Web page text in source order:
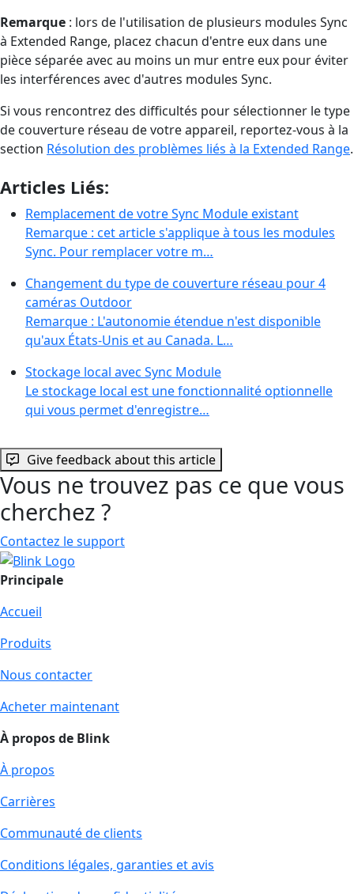
Remarque : lors de l'utilisation de plusieurs modules Sync
à Extended Range, placez chacun d'entre eux dans une
pièce séparée avec au moins un mur entre eux pour éviter
les interférences avec d'autres modules Sync.
Si vous rencontrez des difficultés pour sélectionner le type
de couverture réseau de votre appareil, reportez-vous à la
section Résolution des problèmes liés à la Extended Range.
Articles Liés:
Remplacement de votre Sync Module existant
Remarque : cet article s'applique à tous les modules
Sync. Pour remplacer votre m…
Changement du type de couverture réseau pour 4
caméras Outdoor
Remarque : L'autonomie étendue n'est disponible
qu'aux États-Unis et au Canada. L…
Stockage local avec Sync Module
Le stockage local est une fonctionnalité optionnelle
qui vous permet d'enregistre…
Give feedback about this article
Vous ne trouvez pas ce que vous
cherchez ?
Contactez le support
Principale
Accueil
Produits
Nous contacter
Acheter maintenant
À propos de Blink
À propos
Carrières
Communauté de clients
Conditions légales, garanties et avis